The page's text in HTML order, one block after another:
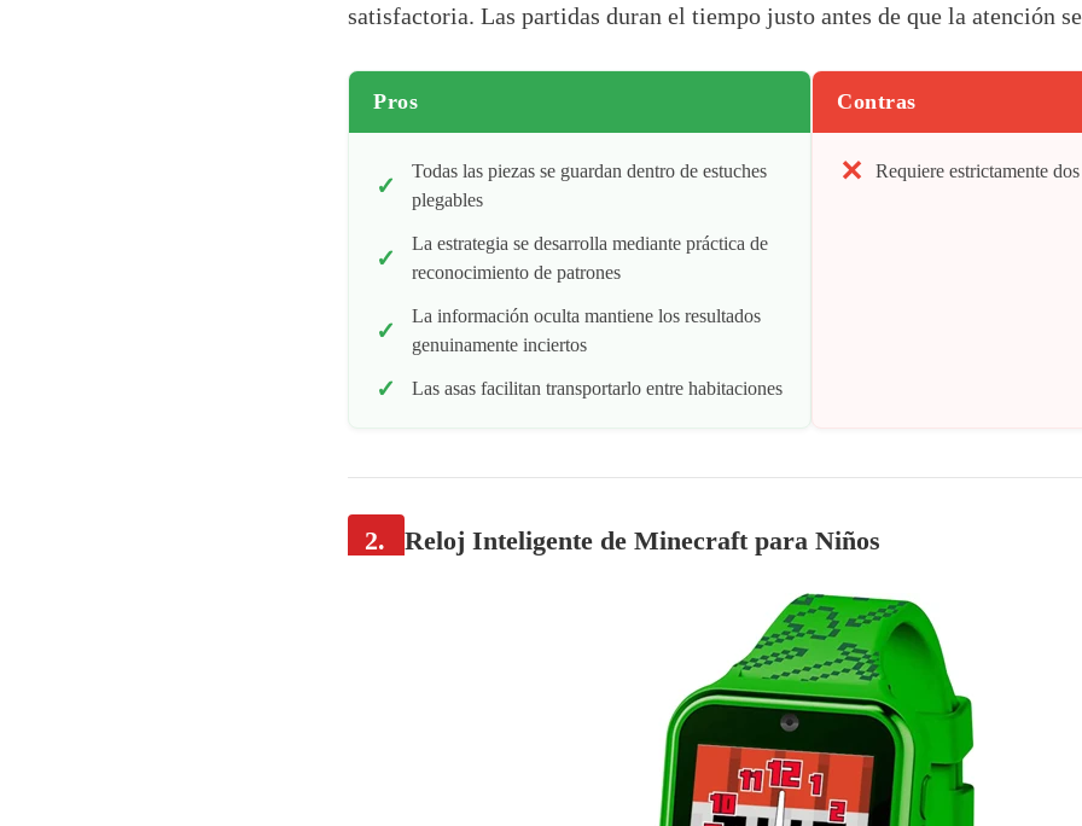
satisfactoria. Las partidas duran el tiempo justo antes de que la atención
Pros
Todas las piezas se guardan dentro de estuches
plegables
La estrategia se desarrolla mediante práctica de
reconocimiento de patrones
La información oculta mantiene los resultados
genuinamente inciertos
Las asas facilitan transportarlo entre habitaciones
Contras
Requiere estrictamente
2. Reloj Inteligente de Minecraft para Niños